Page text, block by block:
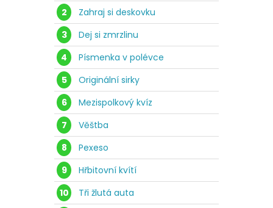
2
Zahraj si deskovku
3
Dej si zmrzlinu
4
Písmenka v polévce
5
Originální sirky
6
Mezispolkový kvíz
7
Věštba
8
Pexeso
9
Hřbitovní kvítí
10
Tři žlutá auta